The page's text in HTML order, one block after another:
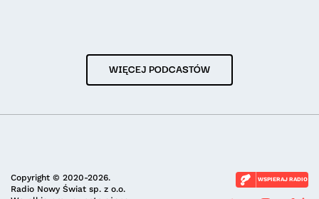
WIĘCEJ PODCASTÓW
Copyright © 2020-2026.
Radio Nowy Świat sp. z o.o.
WSPIERAJ RADIO